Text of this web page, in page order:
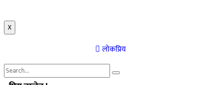
X
लोकप्रिय